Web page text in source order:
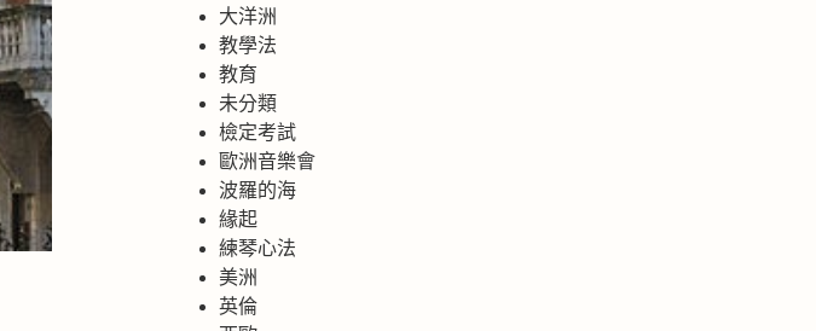
大洋洲
教學法
教育
未分類
檢定考試
歐洲音樂會
波羅的海
緣起
練琴心法
美洲
英倫